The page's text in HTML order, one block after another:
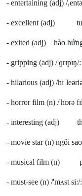
- entertaining (adj) /
- excellent (adj)
- exited (adj) hào
- gripping (adj) /
- hilarious (adj) /
- horror film (n) /'hɒrə
- interesting (adj)
- movie star (n) ngôi
- musical film (n)
- must-see (n) /'mʌst